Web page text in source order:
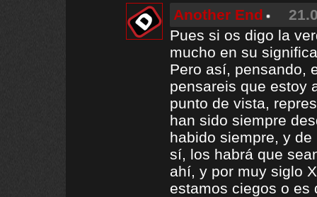
Another End
Pues si os digo la
mucho en su
Pero así, pensando,
pensareis que estoy
punto de vista,
han sido siempre
habido siempre, y
sí, los habrá que
ahí, y por muy siglo
estamos ciegos o es